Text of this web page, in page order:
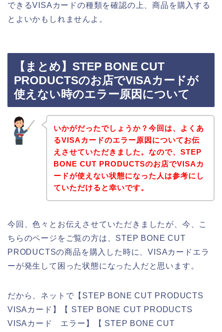
できるVISAカードの種類を確認の上、商品を購入する
とよいかもしれませんよ。
【まとめ】STEP BONE CUT
PRODUCTSのお店でVISAカードが
使えない時のエラー原因について
いかがだったでしょうか？今回は、よくあ
るVISAカードのエラー原因についてお伝
えさせていただきました。なので、STEP
BONE CUT PRODUCTSのお店でVISAカ
ードが使えない状態になった人は参考にし
ていただけると幸いです。
今回、色々とお伝えさせていただきましたが、今、こ
ちらのページをご覧の方は、STEP BONE CUT
PRODUCTSの商品を購入した時に、VISAカードエラ
ーが発生して困った状態になった人だと思います。
だから、ネットで【STEP BONE CUT PRODUCTS
VISAカード】【 STEP BONE CUT PRODUCTS
VISAカード エラー】【 STEP BONE CUT